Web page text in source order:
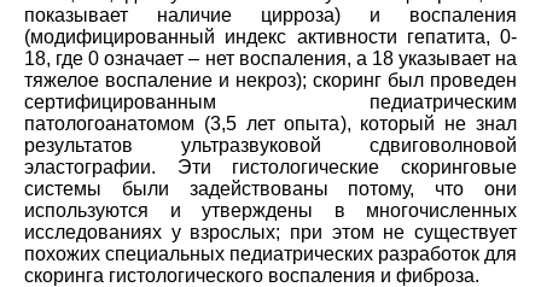
показывает наличие цирроза) и воспаления
(модифицированный индекс активности гепатита, 0-
18, где 0 означает – нет воспаления, а 18 указывает на
тяжелое воспаление и некроз); скоринг был проведен
сертифицированным педиатрическим
патологоанатомом (3,5 лет опыта), который не знал
результатов ультразвуковой сдвиговолновой
эластографии. Эти гистологические скоринговые
системы были задействованы потому, что они
используются и утверждены в многочисленных
исследованиях у взрослых; при этом не существует
похожих специальных педиатрических разработок для
скоринга гистологического воспаления и фиброза.